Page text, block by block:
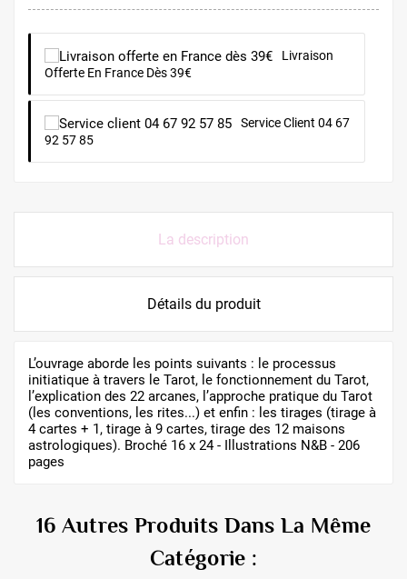
Livraison
Offerte En France Dès 39€
Service Client 04 67
92 57 85
La description
Détails du produit
L’ouvrage aborde les points suivants : le processus
initiatique à travers le Tarot, le fonctionnement du Tarot,
l’explication des 22 arcanes, l’approche pratique du Tarot
(les conventions, les rites...) et enfin : les tirages (tirage à
4 cartes + 1, tirage à 9 cartes, tirage des 12 maisons
astrologiques). Broché 16 x 24 - Illustrations N&B - 206
pages
16 Autres Produits Dans La Même
Catégorie :